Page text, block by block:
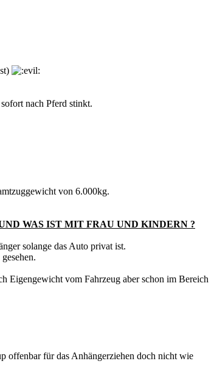
nach Pferd stinkt.
von 6.000kg.
WAS IST MIT FRAU UND KINDERN ?
solange das Auto privat ist.
Eigengewicht vom Fahrzeug aber schon im Bereich
offenbar für das Anhängerziehen doch nicht wie